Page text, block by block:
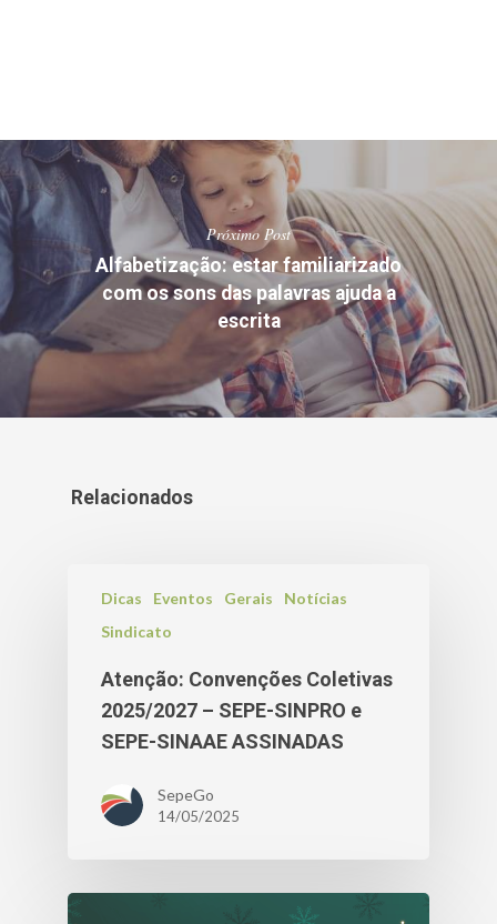
Próximo Post
Alfabetização: estar familiarizado
com os sons das palavras ajuda a
escrita
Relacionados
Dicas Eventos Gerais
Notícias
Sindicato
Atenção: Convenções Coletivas
2025/2027 – SEPE-SINPRO e
SEPE-SINAAE ASSINADAS
SepeGo
14/05/2025